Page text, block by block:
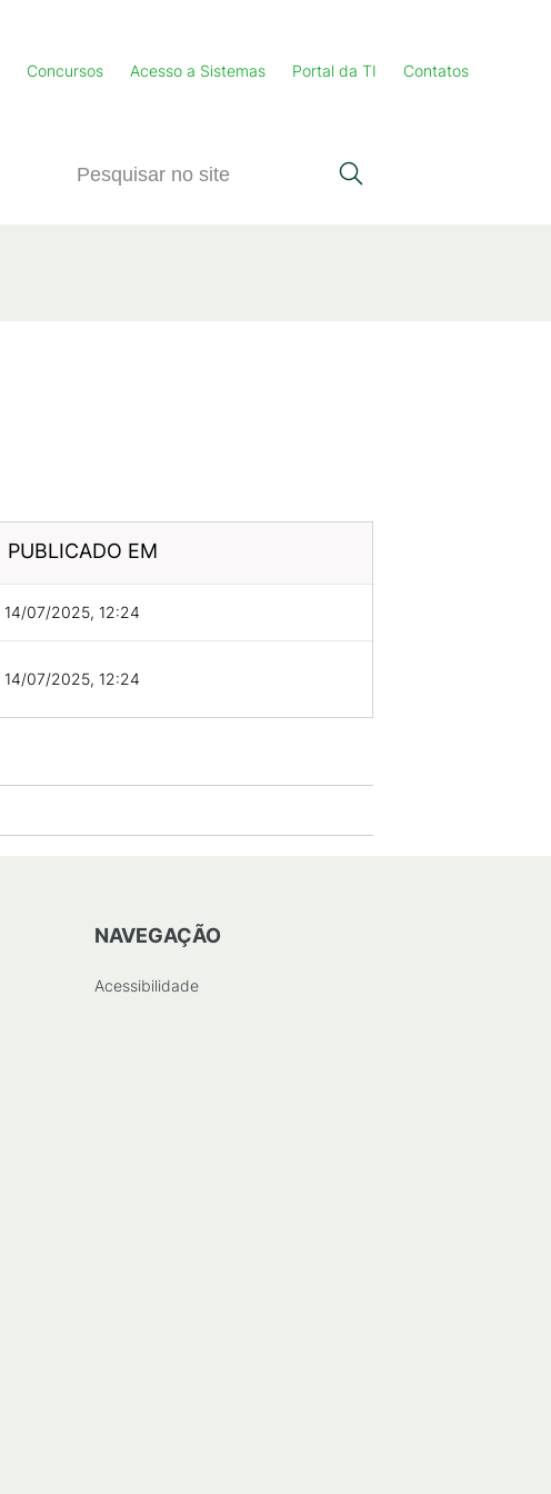
Concursos Acesso a Sistemas Portal da TI Contatos
PUBLICADO EM
14/07/2025, 12:24
14/07/2025, 12:24
NAVEGAÇÃO
Acessibilidade